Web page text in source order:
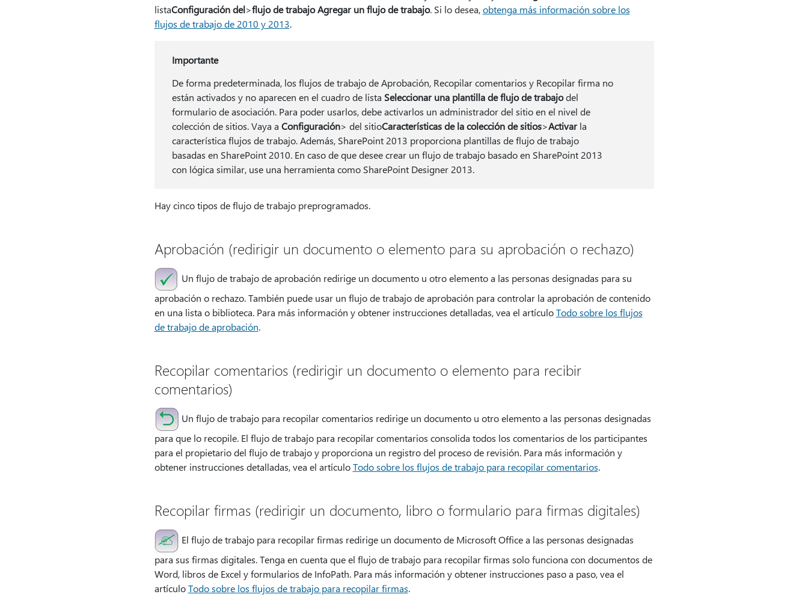
listaConfiguración del>flujo de trabajo Agregar un flujo de trabajo. Si lo desea,obtenga más información sobre los
flujos de trabajo de 2010 y 2013.
Importante
De forma predeterminada, los flujos de trabajo de Aprobación, Recopilar comentarios y Recopilar firma no
están activados y no aparecen en el cuadro de lista Seleccionar una plantilla de flujo de trabajodel
formulario de asociación. Para poder usarlos, debe activarlos un administrador del sitio en el nivel de
colección de sitios. Vaya a Configuración> del sitioCaracterísticas de la colección de sitios>Activarla
característica flujos de trabajo. Además, SharePoint 2013 proporciona plantillas de flujo de trabajo
basadas en SharePoint 2010. En caso de que desee crear un flujo de trabajo basado en SharePoint 2013
con lógica similar, use una herramienta como SharePoint Designer 2013.
Hay cinco tipos de flujo de trabajo preprogramados.
Aprobación (redirigir un documento o elemento para su aprobación o rechazo)
Un flujo de trabajo de aprobación redirige un documento u otro elemento a las personas designadas para su
aprobación o rechazo. También puede usar un flujo de trabajo de aprobación para controlar la aprobación de contenido
en una lista o biblioteca. Para más información y obtener instrucciones detalladas, vea el artículoTodo sobre los flujos
de trabajo de aprobación.
Recopilar comentarios (redirigir un documento o elemento para recibir
comentarios)
Un flujo de trabajo para recopilar comentarios redirige un documento u otro elemento a las personas designadas
para que lo recopile. El flujo de trabajo para recopilar comentarios consolida todos los comentarios de los participantes
para el propietario del flujo de trabajo y proporciona un registro del proceso de revisión. Para más información y
obtener instrucciones detalladas, vea el artículoTodo sobre los flujos de trabajo para recopilar comentarios.
Recopilar firmas (redirigir un documento, libro o formulario para firmas digitales)
El flujo de trabajo para recopilar firmas redirige un documento de Microsoft Office a las personas designadas
para sus firmas digitales. Tenga en cuenta que el flujo de trabajo para recopilar firmas solo funciona con documentos de
Word, libros de Excel y formularios de InfoPath. Para más información y obtener instrucciones paso a paso, vea el
artículoTodo sobre los flujos de trabajo para recopilar firmas.